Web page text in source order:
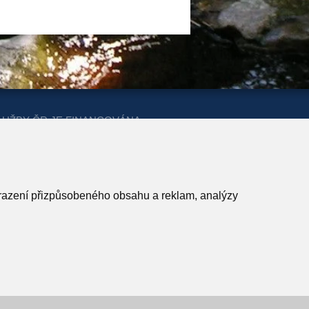
přizpůsobeného obsahu a reklam, analýzy
ČR JE FINANCOVÁNA